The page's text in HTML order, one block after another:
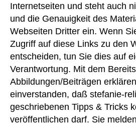
Internetseiten und steht auch
und die Genauigkeit des
Webseiten Dritter ein. Wenn
Zugriff auf diese Links zu den
entscheiden, tun Sie dies auf
Verantwortung. Mit dem
Abbildungen/Beiträgen
einverstanden, daß stefanie-
geschriebenen Tipps & Tricks
veröffentlichen darf. Sie